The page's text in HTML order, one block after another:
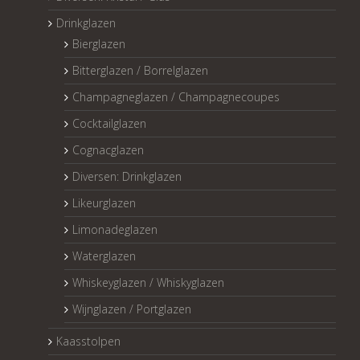
Drinkglazen
Bierglazen
Bitterglazen / Borrelglazen
Champagneglazen / Champagnecoupes
Cocktailglazen
Cognacglazen
Diversen: Drinkglazen
Likeurglazen
Limonadeglazen
Waterglazen
Whiskeyglazen / Whiskyglazen
Wijnglazen / Portglazen
Kaasstolpen